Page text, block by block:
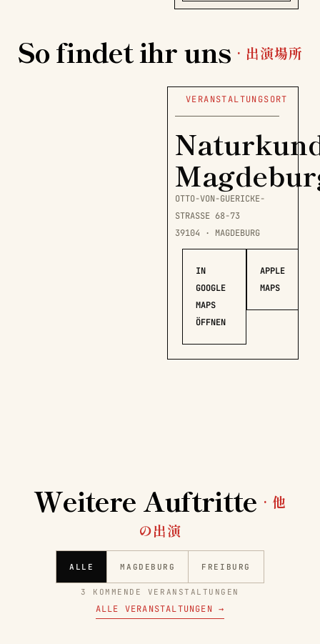
So findet ihr uns · 出演場所
VERANSTALTUNGSORT
OTTO-VON-GUERICKE-
STRASSE 68-73
39104 · MAGDEBURG
IN
GOOGLE
MAPS
ÖFFNEN
APPLE
MAPS
Weitere Auftritte · 他
の出演
ALLE MAGDEBURG FREIBURG
3 KOMMENDE VERANSTALTUNGEN
ALLE VERANSTALTUNGEN →